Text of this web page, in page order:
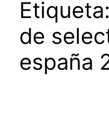
Etiqueta:
de
españa